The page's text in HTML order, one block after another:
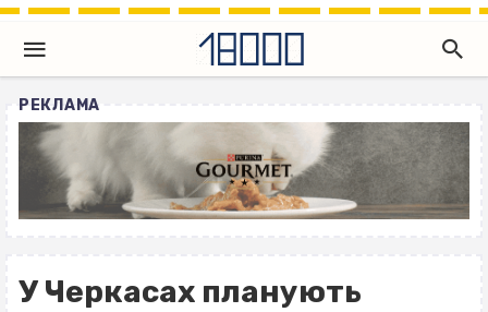
РЕКЛАМА
У Черкасах планують